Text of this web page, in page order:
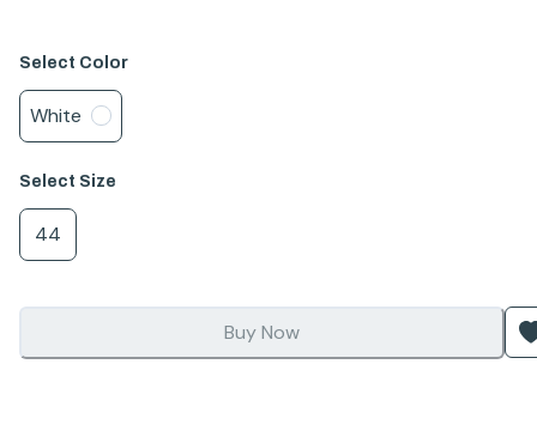
Select Color
White
Select Size
44
Buy Now